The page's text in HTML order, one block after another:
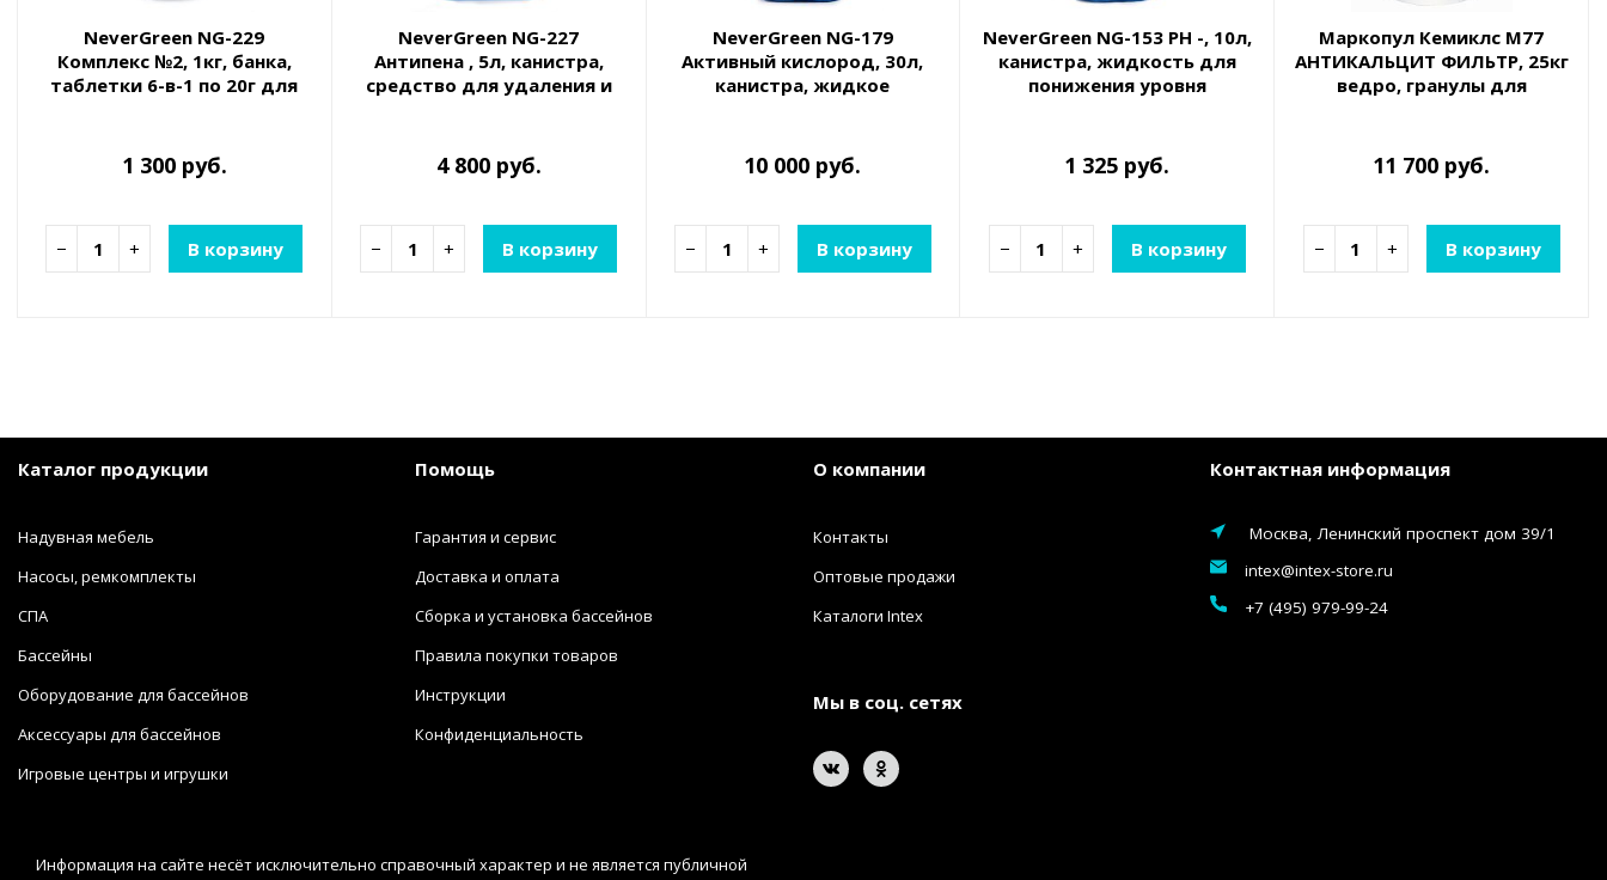
NeverGreen NG-229
Комплекс №2, 1кг, банка,
таблетки 6-в-1 по 20г для
1 300 руб.
− + В корзину
NeverGreen NG-227
Антипена , 5л, канистра,
средство для удаления и
4 800 руб.
− + В корзину
NeverGreen NG-179
Активный кислород, 30л,
канистра, жидкое
средство для очистки и
обеззар
10 000 руб.
− + В корзину
NeverGreen NG-153 PH -, 10л,
канистра, жидкость для
понижения уровня
1 325 руб.
− + В корзину
Маркопул Кемиклс М77
АНТИКАЛЬЦИТ ФИЛЬТР, 25кг
ведро, гранулы для
11 700 руб.
− + В корзину
Каталог продукции
Надувная мебель
Насосы, ремкомплекты
СПА
Бассейны
Оборудование для бассейнов
Аксессуары для бассейнов
Игровые центры и игрушки
Помощь
Гарантия и сервис
Доставка и оплата
Сборка и установка бассейнов
Правила покупки товаров
Инструкции
Конфиденциальность
О компании
Контакты
Оптовые продажи
Каталоги Intex
Мы в соц. сетях
Контактная информация
Москва, Ленинский проспект дом 39/1
intex@intex-store.ru
+7 (495) 979-99-24
Информация на сайте несёт исключительно справочный характер и не является публичной